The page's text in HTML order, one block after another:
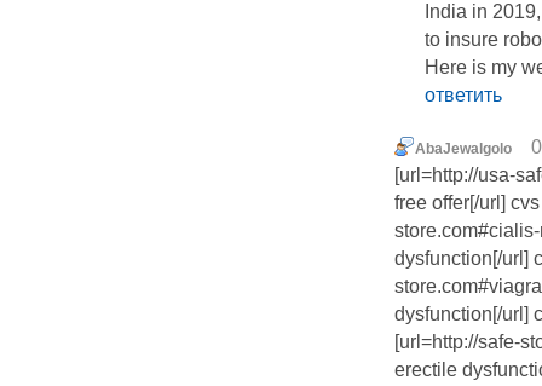
India in
to insure
Here is my
ответить
AbaJewalgolo
[url=http://usa-
free offer[/url]
dysfunction[/url]
dysfunction[/url]
[url=http://safe-
erectile